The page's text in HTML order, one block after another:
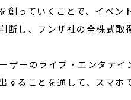
創っていくことで、イベ
し、フンザ社の全株式取
ザーのライブ・エンタテ
することを通して、スマ